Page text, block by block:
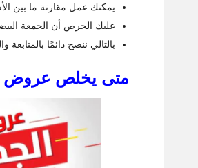
يمكنك عمل مقارنة ما بين
عليك الحرص أن الجمعة البيضاء تبدأ في 29 نوفمبر لكن في الأغلب تقوم المتاجر
بالتالي ننصح دائمًا
متى يخلص عروض